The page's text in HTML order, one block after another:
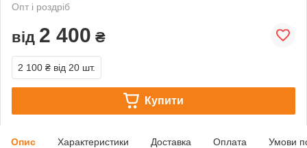
Опт і роздріб
від 2 400 ₴
2 100 ₴ від 20 шт.
Купити
Опис Характеристики Доставка Оплата Умови